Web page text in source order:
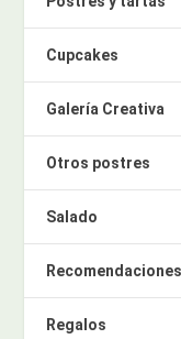
Cupcakes
Galería Creativa
Otros postres
Salado
Recomendaciones
Regalos